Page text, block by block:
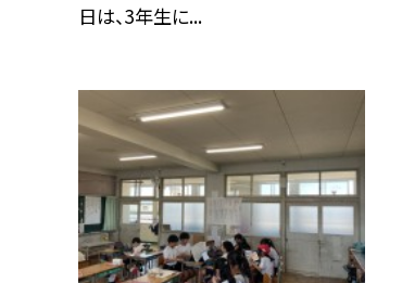
日は、3年生に...